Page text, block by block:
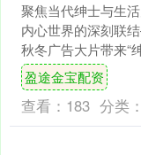
聚焦当代绅士与生
内心世界的深刻联
秋冬广告大片带来“
镜头记录CANALI绅
们周....
盈途金宝配资
查看： 183 分类：